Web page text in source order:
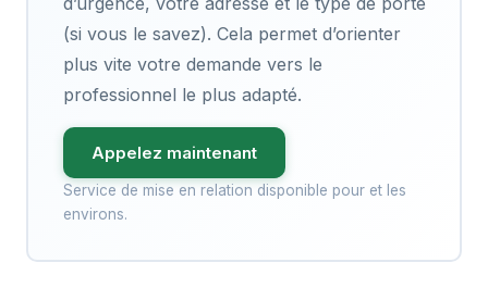
(si vous le savez). Cela permet d’orienter
plus vite votre demande vers le
professionnel le plus adapté.
Appelez maintenant
Service de mise en relation disponible pour et les
environs.